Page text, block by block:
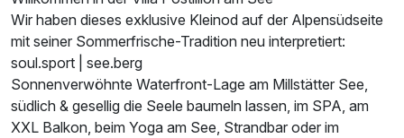
Wir haben dieses exklusive Kleinod auf der Alpensüdseite
mit seiner Sommerfrische-Tradition neu interpretiert:
soul.sport | see.berg
Sonnenverwöhnte Waterfront-Lage am Millstätter See,
südlich & gesellig die Seele baumeln lassen, im SPA, am
XXL Balkon, beim Yoga am See, Strandbar oder im